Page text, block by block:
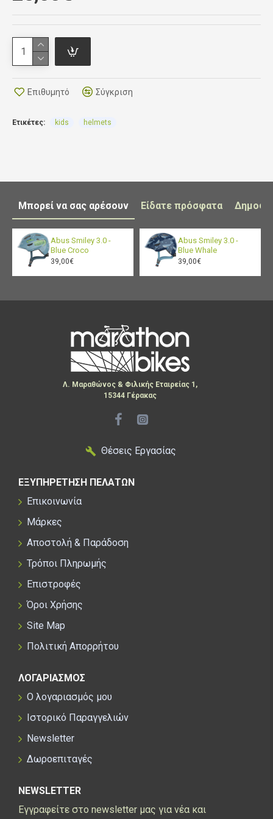
και από τις δύο πλευρές του κράνους, που
κρέμονται κάτω από το πηγούνι με μια πόρπη με
μαλακό μαξιλάρι. Υπάρχουν τρύπες αερισμού στο
κέλυφος του κράνους.
Βάρος 245-260 gr
Περιφέρεια κεφαλής 52-56cm
Επιθυμητό Σύγκριση
Ετικέτες: kids helmets
Μπορεί να σας αρέσουν Είδατε πρόσφατα
Abus Smiley 3.0 -
Blue Croco
39,00€
Abus Smiley 3.0 -
Blue Whale
39,00€
Λ. Μαραθώνος & Φιλικής Εταιρείας 1,
15344 Γέρακας
Θέσεις Εργασίας
ΕΞΥΠΗΡΕΤΗΣΗ ΠΕΛΑΤΩΝ
Επικοινωνία
Μάρκες
Αποστολή & Παράδοση
Τρόποι Πληρωμής
Επιστροφές
Όροι Χρήσης
Site Map
Πολιτική Απορρήτου
ΛΟΓΑΡΙΑΣΜΟΣ
Ο λογαριασμός μου
Ιστορικό Παραγγελιών
Newsletter
Δωροεπιταγές
NEWSLETTER
Εγγραφείτε στο newsletter μας για νέα και